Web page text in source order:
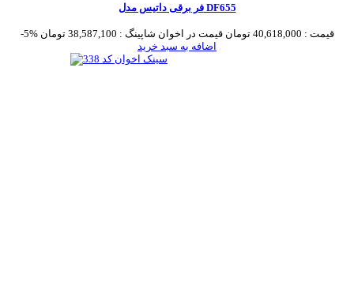
فر برقی داتیس مدل DF655
-5% قیمت : 40,618,000 تومان قیمت در اخوان شاپینگ : 38,587,100 تومان
اضافه به سبد خرید